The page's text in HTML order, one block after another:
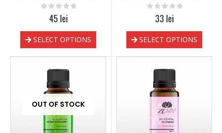
out of 5
45 lei
SELECT OPTIONS
out of 5
33 lei
SELECT OPTIONS
OUT OF STOCK